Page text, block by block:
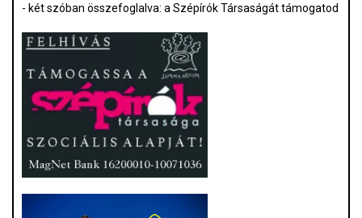
- két szóban összefoglalva: a Szépírók Társaságát támogatod